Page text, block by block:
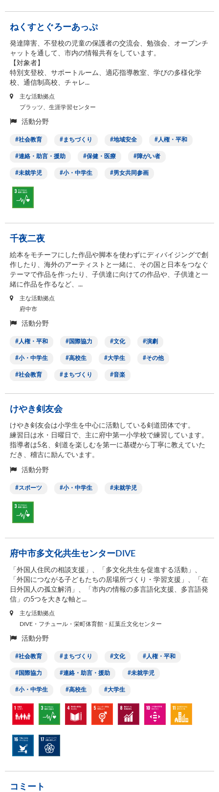
ねくすとぐろーあっぷ
発達障害、不登校の児童の保護者の交流会、勉強会、オープンチ
ャットを通して、市内の情報共有をしています。
【対象者】
特別支登校、サポートルーム、適応指導教室、学びの多様化学
校、通信制高校、チャレ...
主な活動拠点
プラッツ、生涯学習センター
活動分野
社会教育 まちづくり 地域安全 人権・平和
連絡・助言・援助 保健・医療 障がい者
未就学児 小・中学生 男女共同参画
千夜二夜
絵本をモチーフにした作品や脚本を使わずにディバイジングで創
作したり、海外のアーティストと一緒に、その国と日本をつなぐ
テーマで作品を作ったり、子供達に向けての作品や、子供達と一
緒に作品を作るなど、...
主な活動拠点
府中市
活動分野
人権・平和 国際協力 文化 演劇
小・中学生 高校生 大学生 その他
社会教育 まちづくり 音楽
けやき剣友会
けやき剣友会は小学生を中心に活動している剣道団体です。
練習日は水・日曜日で、主に府中第一小学校で練習しています。
指導者は5名、剣道を楽しむを第一に基礎から丁寧に教えていた
だき、稽古に励んでいます。
活動分野
スポーツ 小・中学生 未就学児
府中市多文化共生センターDIVE
「外国人住民の相談支援」、「多文化共生を促進する活動」、
「外国につながる子どもたちの居場所づくり・学習支援」、「在
日外国人の孤立解消」、「市内の情報の多言語化支援、多言語発
信」の5つを大きな軸と...
主な活動拠点
DIVE・フチュール・栄町体育館・紅葉丘文化センター
活動分野
社会教育 まちづくり 文化 人権・平和
国際協力 連絡・助言・援助 未就学児
小・中学生 高校生 大学生
コミート